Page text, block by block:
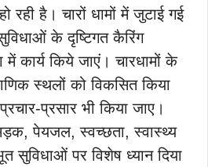
रही है। चारों धामों में जुटाई गई
के दृष्टिगत कैरिंग
में कार्य किये जाएं। चारधामों के
स्थलों को विकसित किया
प्रसार भी किया जाए।
सड़क, पेयजल, स्वच्छता, स्वास्थ्य
पर विशेष ध्यान दिया